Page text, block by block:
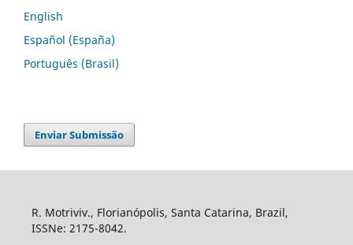
English
Español (España)
Português (Brasil)
Enviar Submissão
R. Motriviv., Florianópolis, Santa Catarina, Brazil,
ISSNe: 2175-8042.